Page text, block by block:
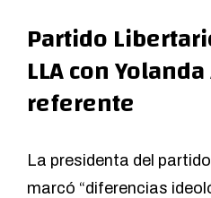
Partido
LLA con
referente
La presidenta del
marcó “diferencias